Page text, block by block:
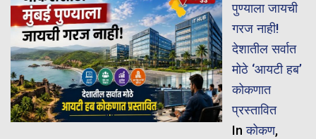
पुण्याला जायची
गरज नाही!
देशातील सर्वात
मोठे ‘आयटी हब’
कोकणात
प्रस्तावित
Inकोकण,